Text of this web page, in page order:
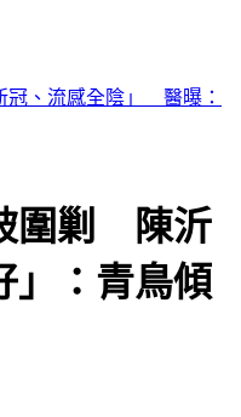
！享壽70歲 集團悲痛證
圍剿 陳沂
」：青鳥傾